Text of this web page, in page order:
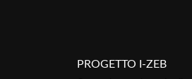
PROGETTO I-ZEB